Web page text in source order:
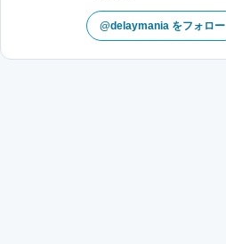
@delaymania をフォロー